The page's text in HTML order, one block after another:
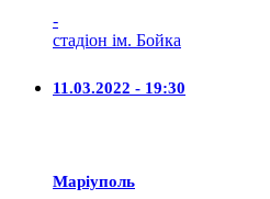
-
стадіон ім. Бойка
11.03.2022 - 19:30
Маріуполь